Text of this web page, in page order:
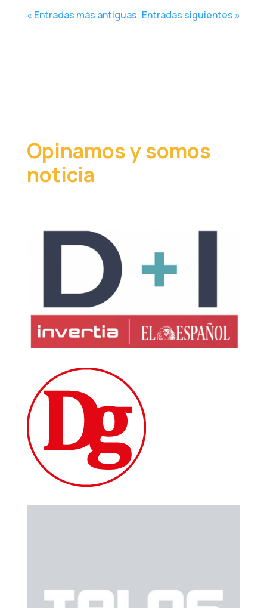
« Entradas más antiguas Entradas siguientes »
Opinamos y somos
noticia